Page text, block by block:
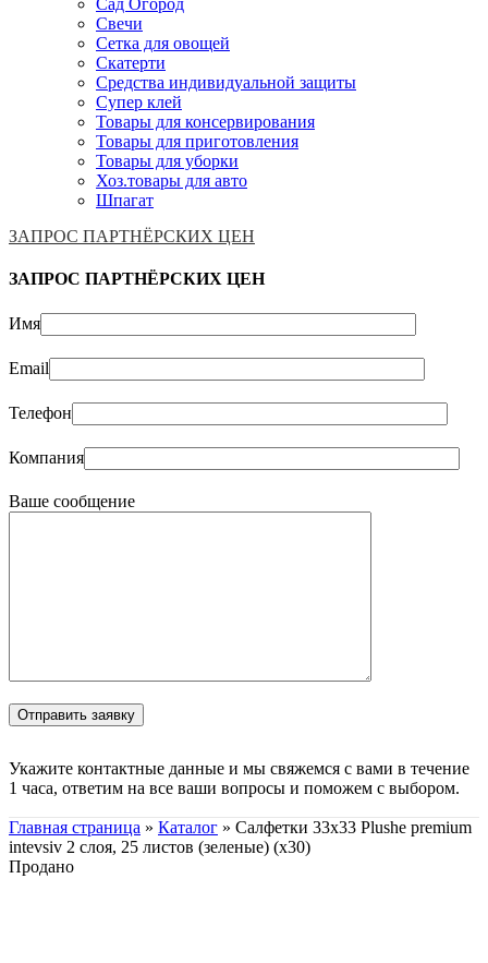
Сад Огород
Свечи
Сетка для овощей
Скатерти
Средства индивидуальной защиты
Супер клей
Товары для консервирования
Товары для приготовления
Товары для уборки
Хоз.товары для авто
Шпагат
ЗАПРОС ПАРТНЁРСКИХ ЦЕН
ЗАПРОС ПАРТНЁРСКИХ ЦЕН
Имя
Email
Телефон
Компания
Ваше сообщение
Укажите контактные данные и мы свяжемся с вами в течение
1 часа, ответим на все ваши вопросы и поможем с выбором.
Главная страница » Каталог » Салфетки 33х33 Plushe premium
intevsiv 2 слоя, 25 листов (зеленые) (х30)
Продано